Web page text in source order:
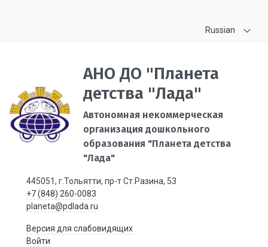
Russian
АНО ДО "Планета
детства "Лада"
Автономная некоммерческая
организация дошкольного
образования "Планета детства
"Лада"
445051, г.Тольятти, пр-т Ст.Разина, 53
+7 (848) 260-0083
planeta@pdlada.ru
Версия для слабовидящих
Войти